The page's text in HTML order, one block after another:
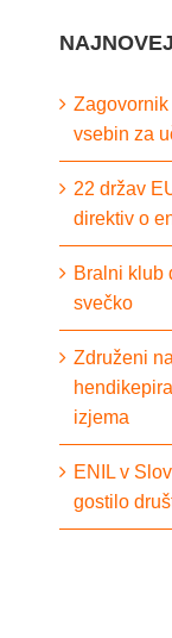
vsebin za
22 držav
direktiv o
Bralni klub
svečko
Združeni
izjema
ENIL v
gostilo